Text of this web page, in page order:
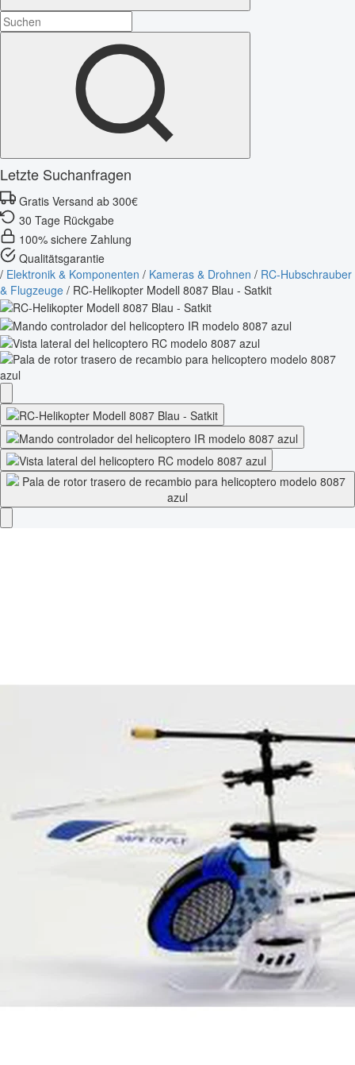
Letzte Suchanfragen
Gratis Versand ab 300€
30 Tage Rückgabe
100% sichere Zahlung
Qualitätsgarantie
/ Elektronik & Komponenten / Kameras & Drohnen / RC-Hubschrauber
& Flugzeuge / RC-Helikopter Modell 8087 Blau - Satkit